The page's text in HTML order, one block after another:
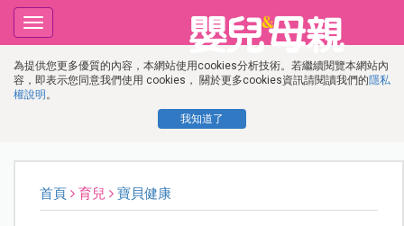
為提供您更多優質的內容，本網站使用cookies分析技術。若繼續閱覽本網站內
容，即表示您同意我們使用 cookies， 關於更多cookies資訊請閱讀我們的隱私
權說明 。
我知道了
Toggle
navigation
首頁 育兒 寶貝健康